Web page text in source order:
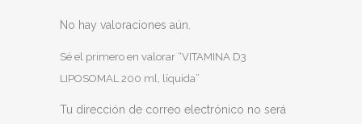
No hay valoraciones aún.
Sé el primero en valorar “VITAMINA D3
LIPOSOMAL 200 ml, líquida”
Tu dirección de correo electrónico no será